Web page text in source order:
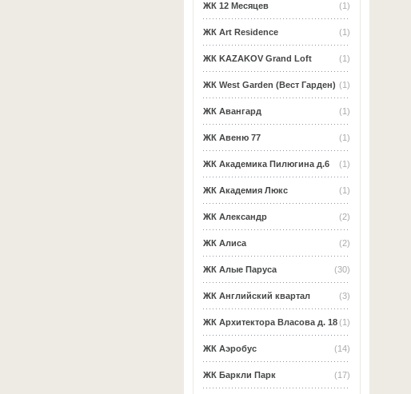
(1)
ЖК 12 Месяцев
(1)
ЖК Art Residence
(1)
ЖК KAZAKOV Grand Loft
(1)
ЖК West Garden (Вест Гарден)
(1)
ЖК Авангард
(1)
ЖК Авеню 77
(1)
ЖК Академика Пилюгина д.6
(1)
ЖК Академия Люкс
(2)
ЖК Александр
(2)
ЖК Алиса
(30)
ЖК Алые Паруса
(3)
ЖК Английский квартал
(1)
ЖК Архитектора Власова д. 18
(14)
ЖК Аэробус
(17)
ЖК Баркли Парк